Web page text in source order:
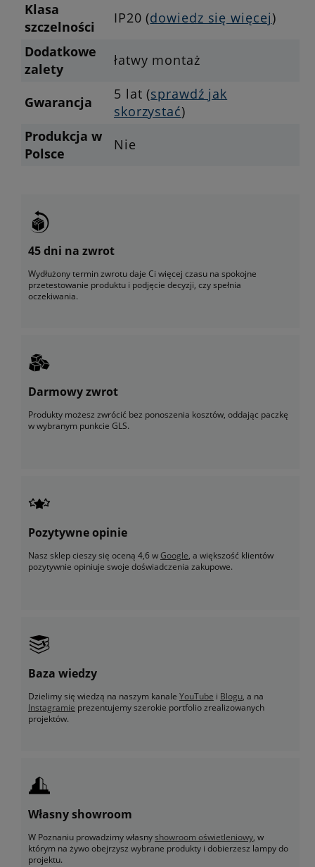
Klasa
szczelności
IP20 (dowiedz się więcej)
Dodatkowe
zalety
łatwy montaż
Gwarancja 5 lat (sprawdź jak
skorzystać)
Produkcja w
Polsce
Nie
45 dni na zwrot
Wydłużony termin zwrotu daje Ci więcej czasu na spokojne
przetestowanie produktu i podjęcie decyzji, czy spełnia
oczekiwania.
Darmowy zwrot
Produkty możesz zwrócić bez ponoszenia kosztów, oddając paczkę
w wybranym punkcie GLS.
Pozytywne opinie
Nasz sklep cieszy się oceną 4,6 wGoogle, a większość klientów
pozytywnie opiniuje swoje doświadczenia zakupowe.
Baza wiedzy
Dzielimy się wiedzą na naszym kanale YouTube i Blogu, a na
Instagramie prezentujemy szerokie portfolio zrealizowanych
projektów.
Własny showroom
W Poznaniu prowadzimy własnyshowroom oświetleniowy, w
którym na żywo obejrzysz wybrane produkty i dobierzesz lampy do
projektu.